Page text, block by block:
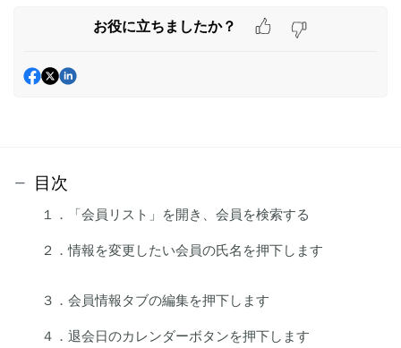
お役に立ちましたか？
目次
１．「会員リスト」を開き、会員を検索する
２．情報を変更したい会員の氏名を押下します
３．会員情報タブの編集を押下します
４．退会日のカレンダーボタンを押下します